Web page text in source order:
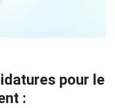
pour le
: